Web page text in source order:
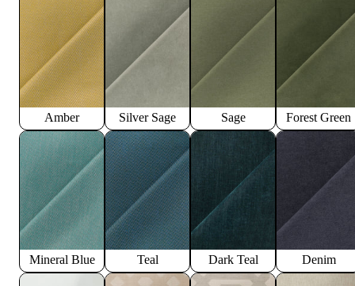
Amber Silver Sage Sage Forest Green
Mineral Blue Teal Dark Teal Denim